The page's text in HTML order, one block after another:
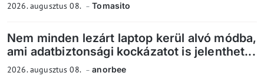
2026. augusztus 08. Tomasito
Nem minden lezárt laptop kerül alvó módba,
ami adatbiztonsági kockázatot is jelenthet...
2026. augusztus 08. anorbee